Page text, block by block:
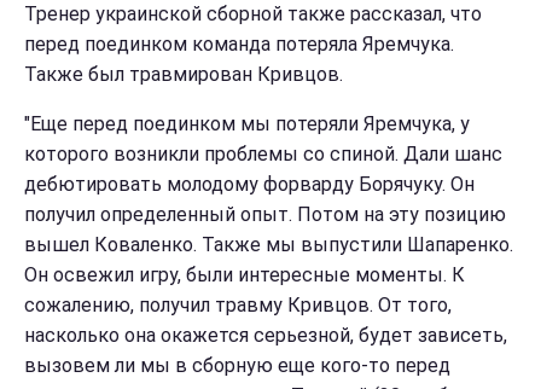
Тренер украинской сборной также рассказал, что
перед поединком команда потеряла Яремчука.
Также был травмирован Кривцов.
"Еще перед поединком мы потеряли Яремчука, у
которого возникли проблемы со спиной. Дали шанс
дебютировать молодому форварду Борячуку. Он
получил определенный опыт. Потом на эту позицию
вышел Коваленко. Также мы выпустили Шапаренко.
Он освежил игру, были интересные моменты. К
сожалению, получил травму Кривцов. От того,
насколько она окажется серьезной, будет зависеть,
вызовем ли мы в сборную еще кого-то перед